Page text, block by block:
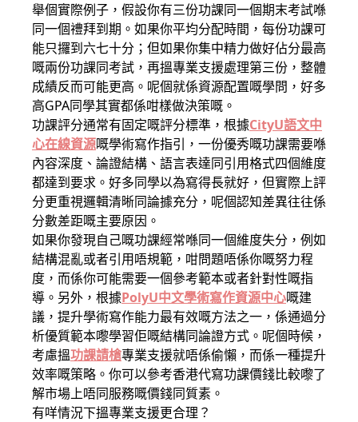
舉個實際例子，假設你有三份功課同一個期末考試喺
同一個禮拜到期。如果你平均分配時間，每份功課可
能只攞到六七十分；但如果你集中精力做好佔分最高
嘅兩份功課同考試，再搵專業支援處理第三份，整體
成績反而可能更高。呢個就係資源配置嘅學問，好多
高GPA同學其實都係咁樣做決策嘅。
功課評分通常有固定嘅評分標準，根據CityU語文中
心在線資源嘅學術寫作指引，一份優秀嘅功課需要喺
內容深度、論證結構、語言表達同引用格式四個維度
都達到要求。好多同學以為寫得長就好，但實際上評
分更重視邏輯清晰同論據充分，呢個認知差異往往係
分數差距嘅主要原因。
如果你發現自己嘅功課經常喺同一個維度失分，例如
結構混亂或者引用唔規範，咁問題唔係你嘅努力程
度，而係你可能需要一個參考範本或者針對性嘅指
導。另外，根據PolyU中文學術寫作資源中心嘅建
議，提升學術寫作能力最有效嘅方法之一，係通過分
析優質範本嚟學習佢嘅結構同論證方式。呢個時候，
考慮搵功課請槍專業支援就唔係偷懶，而係一種提升
效率嘅策略。你可以參考香港代寫功課價錢比較嚟了
解市場上唔同服務嘅價錢同質素。
有咩情況下搵專業支援更合理？